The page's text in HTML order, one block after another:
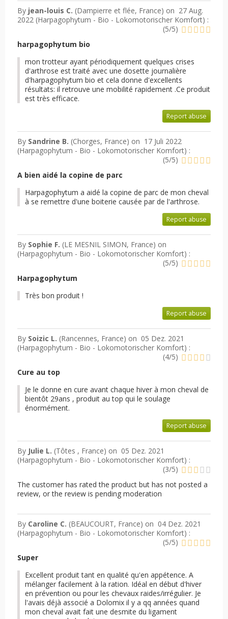
By jean-louis C. (Dampierre et flée, France) on 27 Aug.
2022 (Harpagophytum - Bio - Lokomotorischer Komfort) :
(5/5)
harpagophytum bio
mon trotteur ayant périodiquement quelques crises
d'arthrose est traité avec une dosette journalière
d'harpagophytum bio et cela donne d'excellents
résultats: il retrouve une mobilité rapidement .Ce produit
est très efficace.
Report abuse
By Sandrine B. (Chorges, France) on 17 Juli 2022
(Harpagophytum - Bio - Lokomotorischer Komfort) :
(5/5)
A bien aidé la copine de parc
Harpagophytum a aidé la copine de parc de mon cheval
à se remettre d'une boiterie causée par de l'arthrose.
Report abuse
By Sophie F. (LE MESNIL SIMON, France) on
(Harpagophytum - Bio - Lokomotorischer Komfort) :
(5/5)
Harpagophytum
Très bon produit !
Report abuse
By Soizic L. (Rancennes, France) on 05 Dez. 2021
(Harpagophytum - Bio - Lokomotorischer Komfort) :
(4/5)
Cure au top
Je le donne en cure avant chaque hiver à mon cheval de
bientôt 29ans , produit au top qui le soulage
énormément.
Report abuse
By Julie L. (Tôtes , France) on 05 Dez. 2021
(Harpagophytum - Bio - Lokomotorischer Komfort) :
(3/5)
The customer has rated the product but has not posted a
review, or the review is pending moderation
By Caroline C. (BEAUCOURT, France) on 04 Dez. 2021
(Harpagophytum - Bio - Lokomotorischer Komfort) :
(5/5)
Super
Excellent produit tant en qualité qu'en appétence. A
mélanger facilement à la ration. Idéal en début d'hiver
en prévention ou pour les chevaux raides/irrégulier. Je
l'avais déjà associé a Dolomix il y a qq années quand
mon cheval avait fait une desmite du ligament